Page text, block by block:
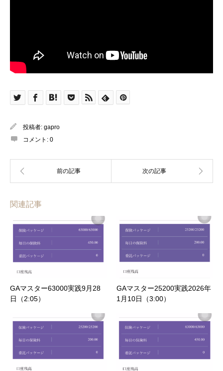
投稿者: gapro
コメント: 0
関連記事
GAマスター63000実践9月28
日（2:05）
GAマスター25200実践2026年
1月10日（3:00）